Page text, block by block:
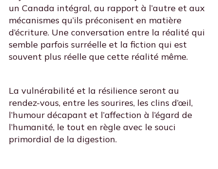
un Canada intégral, au rapport à l’autre et aux
mécanismes qu’ils préconisent en matière
d’écriture. Une conversation entre la réalité qui
semble parfois surréelle et la fiction qui est
souvent plus réelle que cette réalité même.
La vulnérabilité et la résilience seront au
rendez-vous, entre les sourires, les clins d’œil,
l’humour décapant et l’affection à l’égard de
l’humanité, le tout en règle avec le souci
primordial de la digestion.